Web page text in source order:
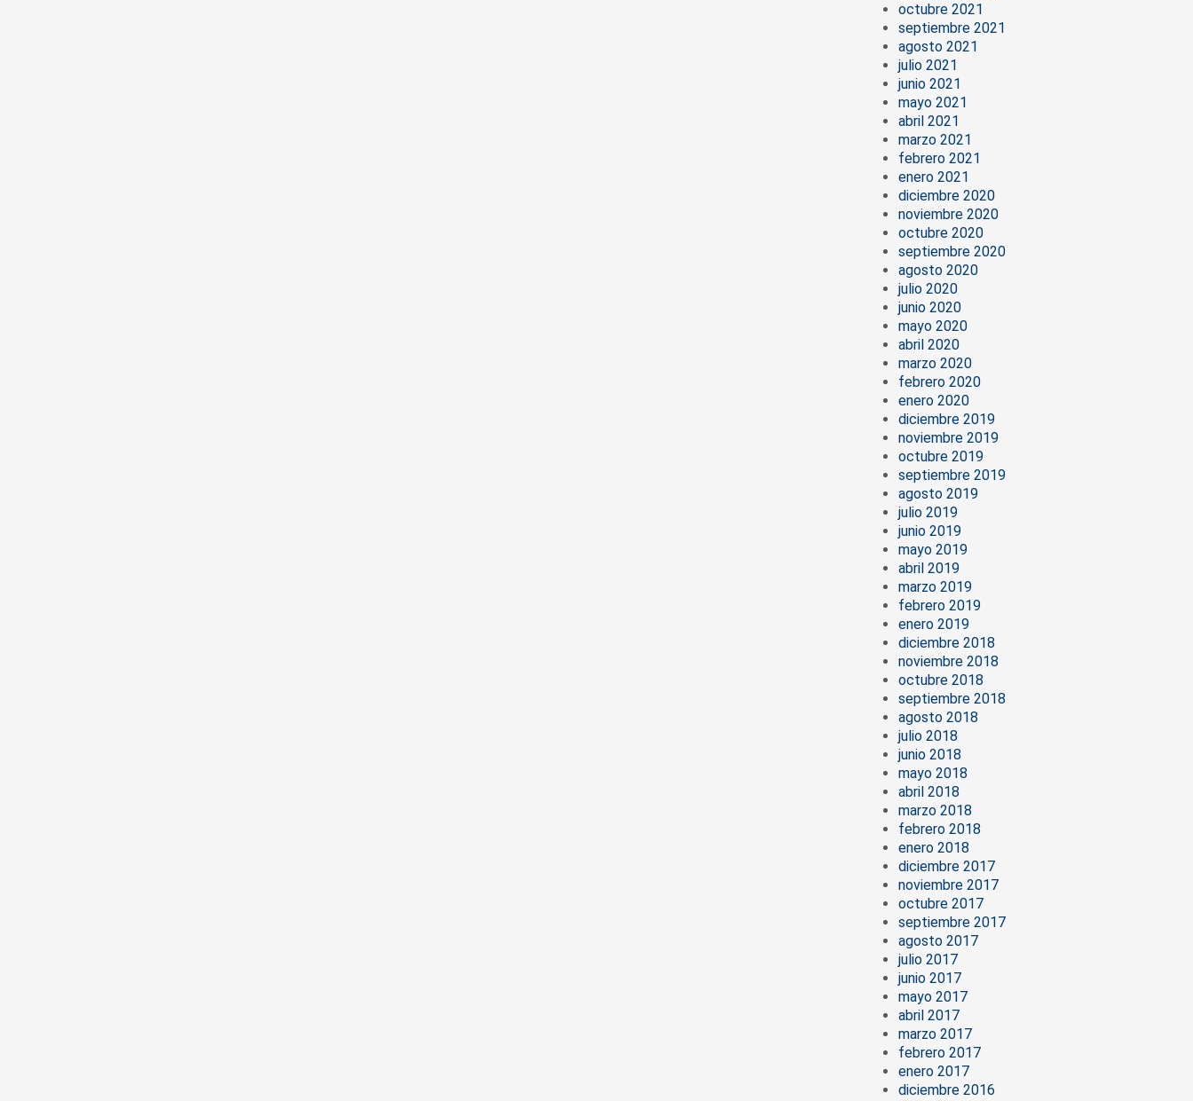
octubre 2021
septiembre 2021
agosto 2021
julio 2021
junio 2021
mayo 2021
abril 2021
marzo 2021
febrero 2021
enero 2021
diciembre 2020
noviembre 2020
octubre 2020
septiembre 2020
agosto 2020
julio 2020
junio 2020
mayo 2020
abril 2020
marzo 2020
febrero 2020
enero 2020
diciembre 2019
noviembre 2019
octubre 2019
septiembre 2019
agosto 2019
julio 2019
junio 2019
mayo 2019
abril 2019
marzo 2019
febrero 2019
enero 2019
diciembre 2018
noviembre 2018
octubre 2018
septiembre 2018
agosto 2018
julio 2018
junio 2018
mayo 2018
abril 2018
marzo 2018
febrero 2018
enero 2018
diciembre 2017
noviembre 2017
octubre 2017
septiembre 2017
agosto 2017
julio 2017
junio 2017
mayo 2017
abril 2017
marzo 2017
febrero 2017
enero 2017
diciembre 2016